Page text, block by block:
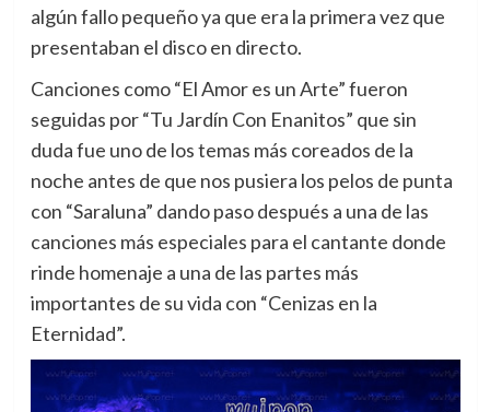
algún fallo pequeño ya que era la primera vez que
presentaban el disco en directo.
Canciones como “El Amor es un Arte” fueron
seguidas por “Tu Jardín Con Enanitos” que sin
duda fue uno de los temas más coreados de la
noche antes de que nos pusiera los pelos de punta
con “Saraluna” dando paso después a una de las
canciones más especiales para el cantante donde
rinde homenaje a una de las partes más
importantes de su vida con “Cenizas en la
Eternidad”.